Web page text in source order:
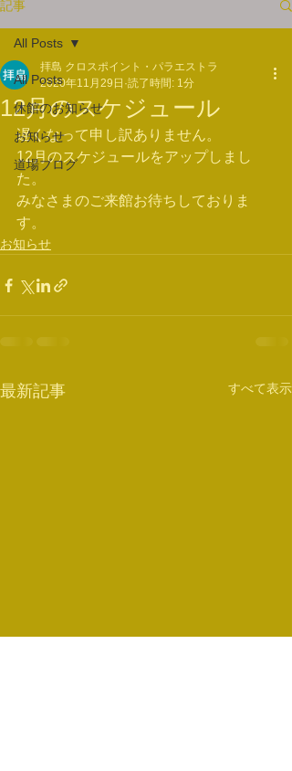
記事
All Posts
休館のお知らせ
お知らせ
道場ブログ
All Posts
12月のスケジュール
拝島 クロスポイント・パラエストラ
2020年11月29日 読了時間: 1分
遅くなって申し訳ありません。
12月のスケジュールをアップしまし
た。
みなさまのご来館お待ちしておりま
す。
お知らせ
最新記事 すべて表示